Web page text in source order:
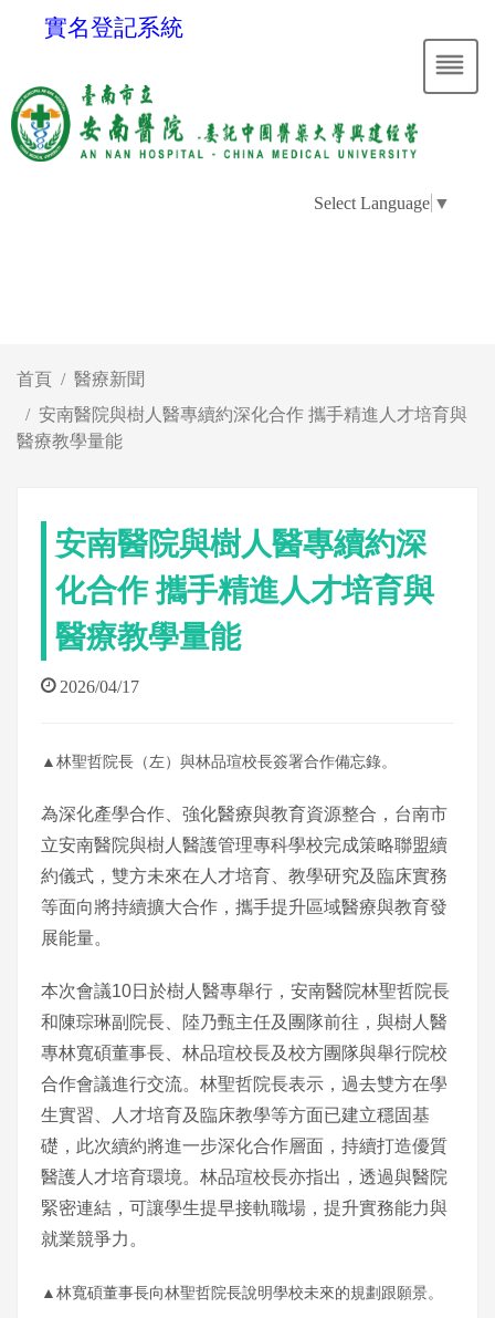
實名登記系統
Select Language ▼
首頁
醫療新聞
安南醫院與樹人醫專續約深化合作 攜手精進人才培育與
醫療教學量能
安南醫院與樹人醫專續約深
化合作 攜手精進人才培育與
醫療教學量能
2026/04/17
▲林聖哲院長（左）與林品瑄校長簽署合作備忘錄。
為深化產學合作、強化醫療與教育資源整合，台南市
立安南醫院與樹人醫護管理專科學校完成策略聯盟續
約儀式，雙方未來在人才培育、教學研究及臨床實務
等面向將持續擴大合作，攜手提升區域醫療與教育發
展能量。
本次會議10日於樹人醫專舉行，安南醫院林聖哲院長
和陳琮琳副院長、陸乃甄主任及團隊前往，與樹人醫
專林寬碩董事長、林品瑄校長及校方團隊與舉行院校
合作會議進行交流。林聖哲院長表示，過去雙方在學
生實習、人才培育及臨床教學等方面已建立穩固基
礎，此次續約將進一步深化合作層面，持續打造優質
醫護人才培育環境。林品瑄校長亦指出，透過與醫院
緊密連結，可讓學生提早接軌職場，提升實務能力與
就業競爭力。
▲林寬碩董事長向林聖哲院長說明學校未來的規劃跟願景。